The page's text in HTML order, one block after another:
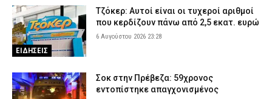
Σαμοθράκη: Επιχείρηση διάσωσης 15χρονης που τραυματίστηκε
στο κεφάλι στη Γριά Βάθρα
ΕΙΔΗΣΕΙΣ 6 Αυγούστου 2026 17:02
Πόρτο Καρράς
ΕΙΔΗΣΕΙΣ 6 Αυγούστου 2026 16:50
ΕΙΔΗΣΕΙΣ
Τζόκερ: Αυτοί είναι οι τυχεροί αριθμοί
που κερδίζουν πάνω από 2,5 εκατ. ευρώ
6 Αυγούστου 2026 23:28
Σοκ στην Πρέβεζα: 59χρονος
εντοπίστηκε απαγχονισμένος